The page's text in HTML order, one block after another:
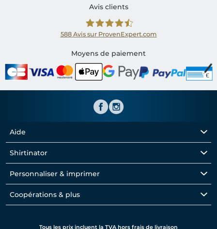
Avis clients
Shirtinator FR
588 Avis sur ProvenExpert.com
Moyens de paiement
Aide
Shirtinator
Personnaliser & imprimer
Coopérations & plus
Tous les prix incluent la TVA hors frais de livraison